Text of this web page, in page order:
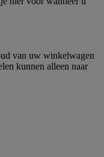
van uw winkelwagen
kunnen alleen naar